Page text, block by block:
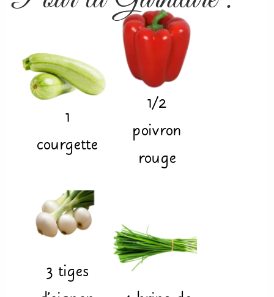
1
courgette
1/2
poivron
rouge
3 tiges